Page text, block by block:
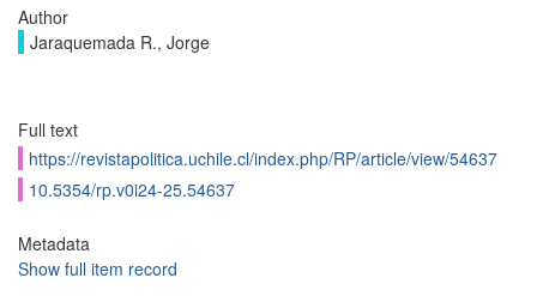
Author
Jaraquemada R., Jorge
Full text
https://revistapolitica.uchile.cl/index.php/RP/article/view/54637
10.5354/rp.v0i24-25.54637
Metadata
Show full item record